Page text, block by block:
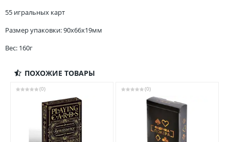
55 игральных карт
Размер упаковки: 90x66x19мм
Вес: 160г
ПОХОЖИЕ ТОВАРЫ
(0) (0)